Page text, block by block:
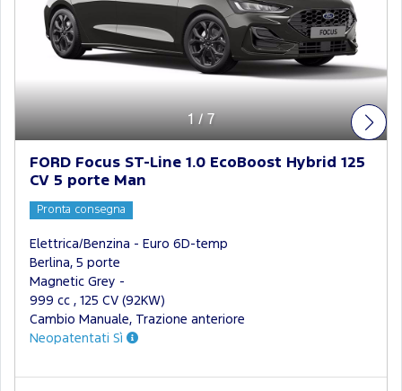
1 / 7
FORD Focus ST-Line 1.0 EcoBoost Hybrid 125
CV 5 porte Man
Pronta consegna
Elettrica/Benzina - Euro 6D-temp
Berlina, 5 porte
Magnetic Grey -
999 cc , 125 CV (92KW)
Cambio Manuale, Trazione anteriore
Neopatentati Sì